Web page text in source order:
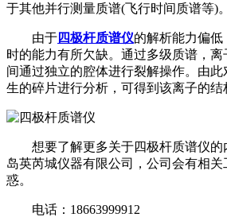
于其他并行测量质谱(飞行时间质谱等)。
由于四极杆质谱仪的解析能力偏
时的能力有所欠缺。通过多级质谱，
间通过独立的腔体进行裂解操作。由
生的碎片进行分析，可得到该离子的结
想要了解更多关于四极杆质谱仪的
岛英芮城仪器有限公司，公司会有相
惑。
电话：18663999912